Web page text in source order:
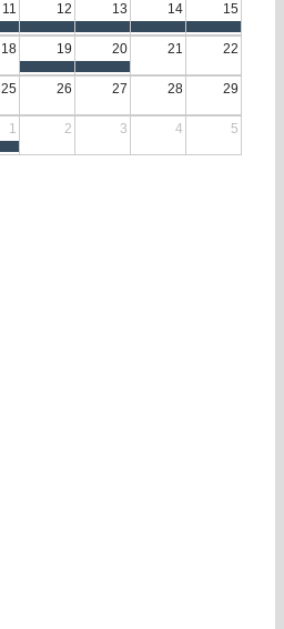
11 12 13 14 15
18 19 20 21 22
25 26 27 28 29
1 2 3 4 5